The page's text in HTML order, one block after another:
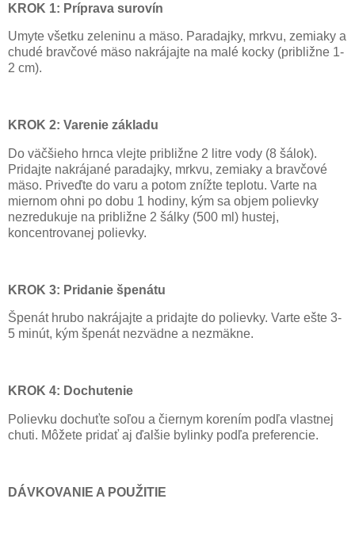
KROK 1: Príprava surovín
Umyte všetku zeleninu a mäso. Paradajky, mrkvu, zemiaky a
chudé bravčové mäso nakrájajte na malé kocky (približne 1-
2 cm).
KROK 2: Varenie základu
Do väčšieho hrnca vlejte približne 2 litre vody (8 šálok).
Pridajte nakrájané paradajky, mrkvu, zemiaky a bravčové
mäso. Priveďte do varu a potom znížte teplotu. Varte na
miernom ohni po dobu 1 hodiny, kým sa objem polievky
nezredukuje na približne 2 šálky (500 ml) hustej,
koncentrovanej polievky.
KROK 3: Pridanie špenátu
Špenát hrubo nakrájajte a pridajte do polievky. Varte ešte 3-
5 minút, kým špenát nezvädne a nezmäkne.
KROK 4: Dochutenie
Polievku dochuťte soľou a čiernym korením podľa vlastnej
chuti. Môžete pridať aj ďalšie bylinky podľa preferencie.
DÁVKOVANIE A POUŽITIE